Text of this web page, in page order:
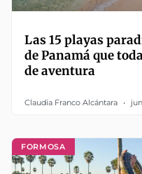
Las 15 playas
de Panamá que
de aventura
Claudia Franco Alcántara
FORMOSA